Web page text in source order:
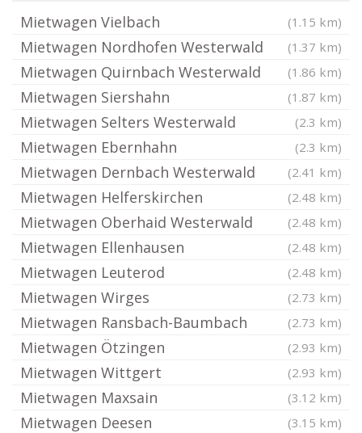
Mietwagen Vielbach (1.15 km)
Mietwagen Nordhofen Westerwald (1.37 km)
Mietwagen Quirnbach Westerwald (1.86 km)
Mietwagen Siershahn (1.87 km)
Mietwagen Selters Westerwald (2.3 km)
Mietwagen Ebernhahn (2.3 km)
Mietwagen Dernbach Westerwald (2.41 km)
Mietwagen Helferskirchen (2.48 km)
Mietwagen Oberhaid Westerwald (2.48 km)
Mietwagen Ellenhausen (2.48 km)
Mietwagen Leuterod (2.48 km)
Mietwagen Wirges (2.73 km)
Mietwagen Ransbach-Baumbach (2.73 km)
Mietwagen Ötzingen (2.93 km)
Mietwagen Wittgert (2.93 km)
Mietwagen Maxsain (3.12 km)
Mietwagen Deesen (3.15 km)